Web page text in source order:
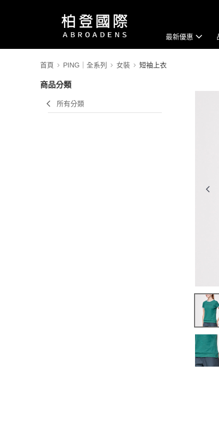
最新優惠
首頁 PING｜全系列 女裝 短袖上衣
商品分類
所有分類